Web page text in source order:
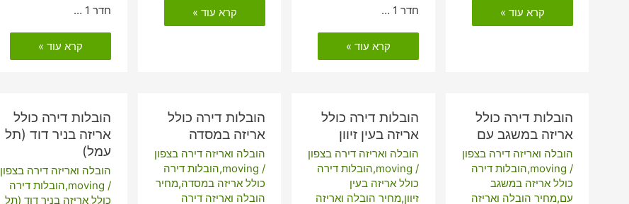
הובלות
דירה
כולל
קרא עוד »
חדר 1 …
הובלות
דירה
כולל
קרא עוד »
הובלות
דירה
כולל
קרא עוד »
חדר 1 …
הובלות
דירה
כולל
קרא עוד »
הובלות דירה כולל
אריזה במשגב עם
הובלה ואריזה דירה בצפון
/
moving
,הובלות דירה
כולל אריזה במשגב
עם,מחיר הובלה ואריזה
הובלות דירה כולל
אריזה בעין זיוון
הובלה ואריזה דירה בצפון
/
moving
,הובלות דירה
כולל אריזה בעין
זיוון,מחיר הובלה ואריזה
הובלות דירה כולל
אריזה במסדה
הובלה ואריזה דירה בצפון
/
moving
,הובלות דירה
כולל אריזה במסדה,מחיר
הובלה ואריזה דירה
הובלות דירה כולל
אריזה בניר דוד (תל
עמל)
הובלה ואריזה דירה בצפון
/
moving
,הובלות דירה
כולל אריזה בניר דוד (תל